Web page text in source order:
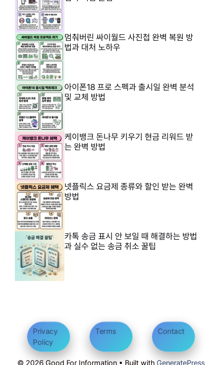
멈춰버린 싸이월드 사진첩 완벽 복원 방
법과 대처 노하우
아이폰18 프로 스펙과 출시일 완벽 분석
및 교체 방법
케이뱅크 돈나무 키우기 현금 리워드 받
는 완벽 방법
넷플릭스 요금제 종류와 할인 받는 완벽
방법
카톡 송금 표시 안 보일 때 해결하는 방법
과 실수 없는 송금 취소 꿀팁
© 2026 Good For Information • Built with GeneratePress
Privacy
Policy
Terms Contact